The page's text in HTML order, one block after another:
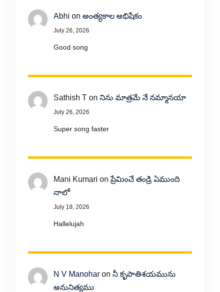
Abhi on అంత్యకాల అభిషేకం
July 26, 2026
Good song
Sathish Ton నిను మాత్రమే నే నమ్మానయా
July 26, 2026
Super song faster
Mani Kumari onప్రేమించే తండ్రి ఏముంది
నాలో
July 18, 2026
Hallelujah
N V Manoharon నీ కృపాతిశయమును
అనునిత్యము